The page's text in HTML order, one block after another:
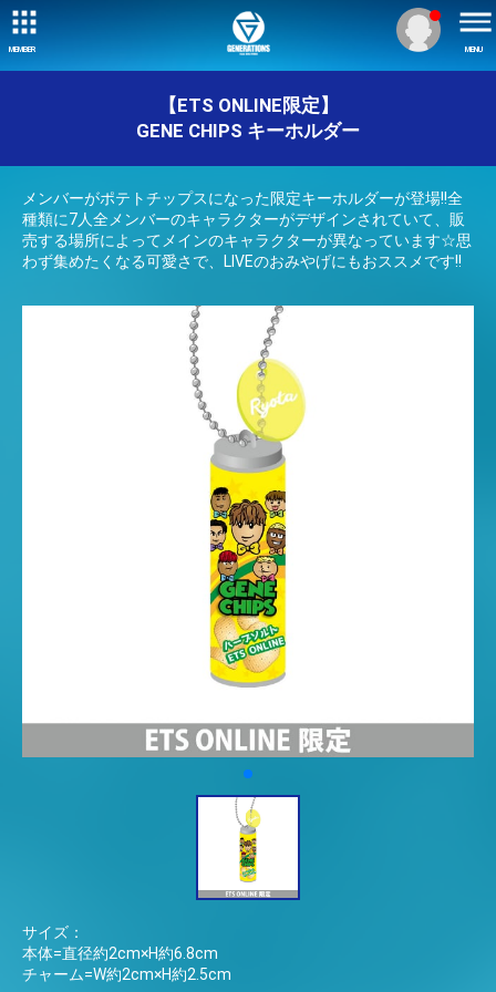
MEMBER MENU
【ETS ONLINE限定】
GENE CHIPS キーホルダー
メンバーがポテトチップスになった限定キーホルダーが登場!!全
種類に7人全メンバーのキャラクターがデザインされていて、販
売する場所によってメインのキャラクターが異なっています☆思
わず集めたくなる可愛さで、LIVEのおみやげにもおススメです!!
サイズ：
本体=直径約2cm×H約6.8cm
チャーム=W約2cm×H約2.5cm